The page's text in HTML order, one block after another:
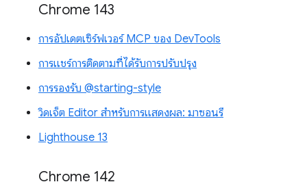
Chrome 143
การอัปเดตเซิร์ฟเวอร์ MCP ของ DevTools
การแชร์การติดตามที่ได้รับการปรับปรุง
การรองรับ @starting-style
วิดเจ็ต Editor สำหรับการแสดงผล: มาซอนรี
Lighthouse 13
Chrome 142